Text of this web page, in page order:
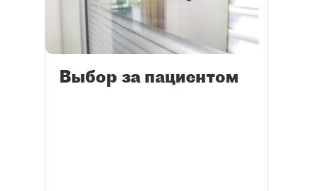
Выбор за пациентом